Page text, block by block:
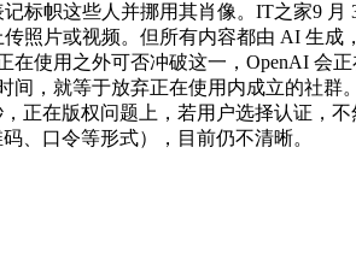
帜这些人并挪用其肖像。IT之家9 月
照片或视频。但所有内容都由 AI 生
使用之外可否冲破这一，OpenAI 会
，就等于放弃正在使用内成立的社
正在版权问题上，若用户选择认证，
、口令等形式），目前仍不清晰。